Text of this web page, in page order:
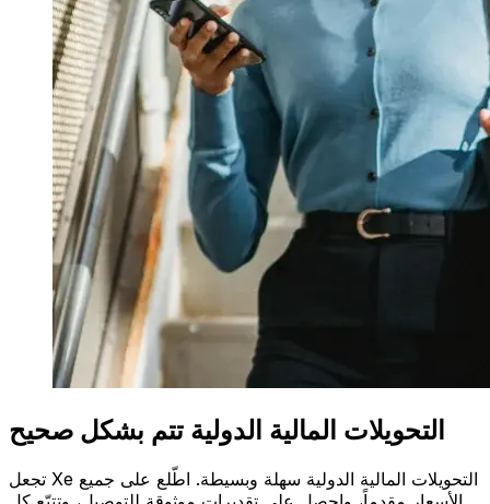
التحويلات المالية الدولية تتم بشكل صحيح
تجعل Xe التحويلات المالية الدولية سهلة وبسيطة. اطّلع على جميع